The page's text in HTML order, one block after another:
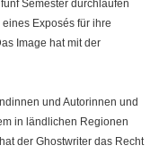
Semester durchlaufen
Exposés für ihre
Image hat mit der
und Autorinnen und
in ländlichen Regionen
der Ghostwriter das Recht